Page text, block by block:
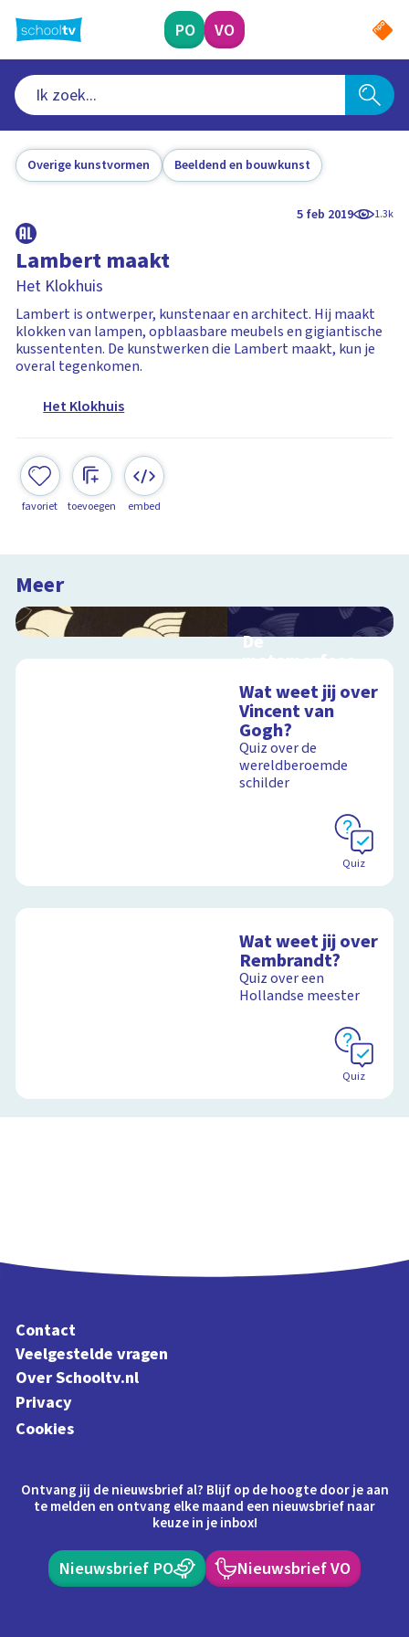
naar
hoofdinhoud
PO VO
Overige kunstvormen Beeldend en bouwkunst
5 feb 2019 1.3k
Lambert maakt
Het Klokhuis
Lambert is ontwerper, kunstenaar en architect. Hij maakt
klokken van lampen, opblaasbare meubels en gigiantische
kussententen. De kunstwerken die Lambert maakt, kun je
overal tegenkomen.
Het Klokhuis
favoriet toevoegen embed
Meer
De
metamorfose
van Escher
Interactieve
schoolplaat over het
werk van Escher
Wat weet jij over
Vincent van
Gogh?
Quiz over de
wereldberoemde
schilder
Quiz
Wat weet jij over
Rembrandt?
Quiz over een
Hollandse meester
Quiz
Contact
Veelgestelde vragen
Over Schooltv.nl
Privacy
Cookies
Ontvang jij de nieuwsbrief al? Blijf op de hoogte door je aan
te melden en ontvang elke maand een nieuwsbrief naar
keuze in je inbox!
Nieuwsbrief PO Nieuwsbrief VO